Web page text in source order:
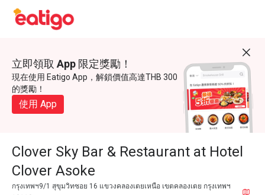
立即領取 App 限定獎勵！
現在使用 Eatigo App，解鎖價值高達THB 300
的獎勵！
使用 App
Clover Sky Bar & Restaurant at Hotel
Clover Asoke
กรุงเทพฯ9/1 สุขุมวิทซอย 16 แขวงคลองเตยเหนือ เขตคลองเตย กรุงเทพฯ